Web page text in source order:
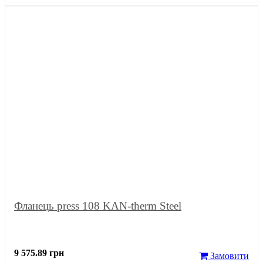
Фланець press 108 KAN-therm Steel
9 575.89 грн Замовити